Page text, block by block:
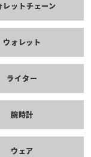
レットチェーン
ウォレット
ライター
腕時計
ウェア